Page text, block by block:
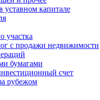
капитале
участка
с продажи недвижимости
бумагами
счет
рубежом